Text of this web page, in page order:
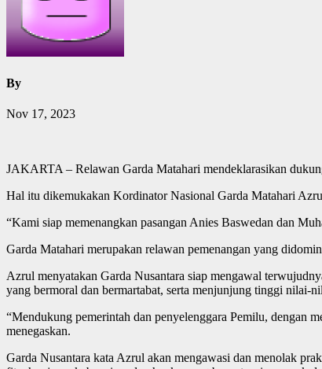
By
Nov 17, 2023
JAKARTA – Relawan Garda Matahari mendeklarasikan
Hal itu dikemukakan Kordinator Nasional Garda Matahari
“Kami siap memenangkan pasangan Anies Baswedan dan
Garda Matahari merupakan relawan pemenangan yang
Azrul menyatakan Garda Nusantara siap mengawal
yang bermoral dan bermartabat, serta menjunjung tinggi nilai-
“Mendukung pemerintah dan penyelenggara Pemilu, dengan
menegaskan.
Garda Nusantara kata Azrul akan mengawasi dan menolak